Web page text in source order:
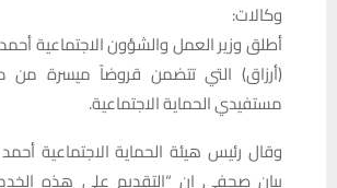
وكالات:
أطلق وزير العمل والشؤون الاجتماعية
(أرزاق) التي تتضمن قروضاً ميسرة من
مستفيدي الحماية الاجتماعية.
وقال رئيس هيئة الحماية الاجتماعية
بيان صحفي إن “التقديم على هذه